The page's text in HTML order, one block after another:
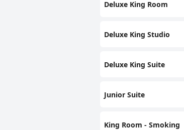
Deluxe King Room
Deluxe King Studio
Deluxe King Suite
Junior Suite
King Room - Smoking